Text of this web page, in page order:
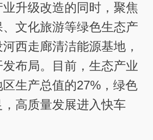
升级改造的同时，聚焦
文化旅游等绿色生态产
西走廊清洁能源基地，
布局。目前，生态产业
生产总值的27%，绿色
高质量发展进入快车